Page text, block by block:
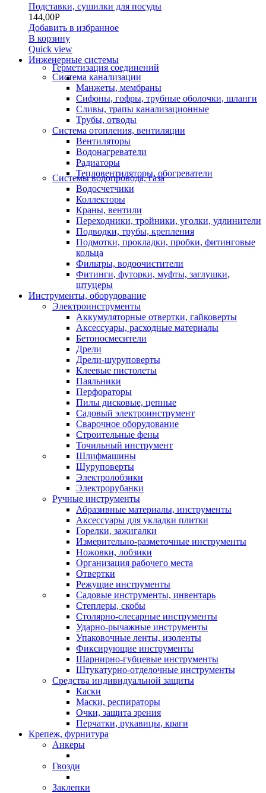
Подставки, сушилки для посуды
144,00Р
Добавить в избранное
В корзину
Quick view
Инженерные системы
Герметизация соединений
Система канализации
Манжеты, мембраны
Сифоны, гофры, трубные оболочки, шланги
Сливы, трапы канализационные
Трубы, отводы
Система отопления, вентиляции
Вентиляторы
Водонагреватели
Радиаторы
Тепловентиляторы, обогреватели
Системы водопровода, газа
Водосчетчики
Коллекторы
Краны, вентили
Переходники, тройники, уголки, удлинители
Подводки, трубы, крепления
Подмотки, прокладки, пробки, фитинговые
кольца
Фильтры, водоочистители
Фитинги, футорки, муфты, заглушки,
штуцеры
Инструменты, оборудование
Электроинструменты
Аккумуляторные отвертки, гайковерты
Аксессуары, расходные материалы
Бетоносмесители
Дрели
Дрели-шуруповерты
Клеевые пистолеты
Паяльники
Перфораторы
Пилы дисковые, цепные
Садовый электроинструмент
Сварочное оборудование
Строительные фены
Точильный инструмент
Шлифмашины
Шуруповерты
Электролобзики
Электрорубанки
Ручные инструменты
Абразивные материалы, инструменты
Аксессуары для укладки плитки
Горелки, зажигалки
Измерительно-разметочные инструменты
Ножовки, лобзики
Организация рабочего места
Отвертки
Режущие инструменты
Садовые инструменты, инвентарь
Степлеры, скобы
Столярно-слесарные инструменты
Ударно-рычажные инструменты
Упаковочные ленты, изоленты
Фиксирующие инструменты
Шарнирно-губцевые инструменты
Штукатурно-отделочные инструменты
Средства индивидуальной защиты
Каски
Маски, респираторы
Очки, защита зрения
Перчатки, рукавицы, краги
Крепеж, фурнитура
Анкеры
Гвозди
Заклепки